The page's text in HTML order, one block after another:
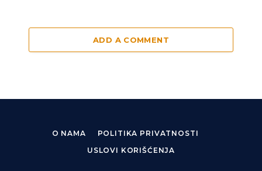
ADD A COMMENT
O NAMA
POLITIKA PRIVATNOSTI
USLOVI KORIŠĆENJA